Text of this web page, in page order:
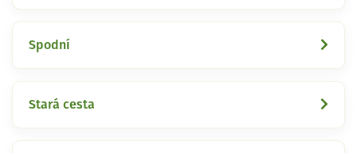
Spodní
Stará cesta